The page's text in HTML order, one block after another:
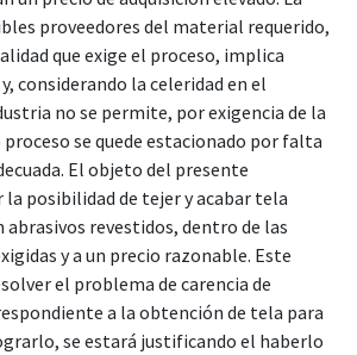
proveedores del material requerido,
que exige el proceso, implica
considerando la celeridad en el
no se permite, por exigencia de la
proceso se quede estacionado por falta
El objeto del presente
posibilidad de tejer y acabar tela
abrasivos revestidos, dentro de las
y a un precio razonable. Este
el problema de carencia de
a la obtención de tela para
se estará justificando el haberlo